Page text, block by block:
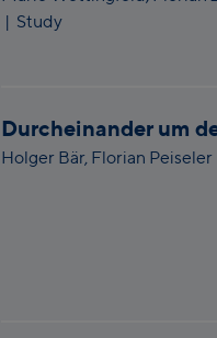
| Study
Durcheinander um
Holger Bär, Florian Peiseler